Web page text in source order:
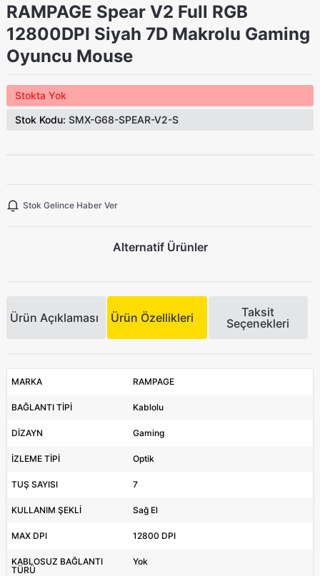
RAMPAGE Spear V2 Full RGB
12800DPI Siyah 7D Makrolu Gaming
Oyuncu Mouse
Stokta Yok
Stok Kodu: SMX-G68-SPEAR-V2-S
Stok Gelince Haber Ver
Alternatif Ürünler
Ürün Açıklaması Ürün Özellikleri
Taksit
Seçenekleri
MARKA RAMPAGE
BAĞLANTI TİPİ Kablolu
DİZAYN Gaming
İZLEME TİPİ Optik
TUŞ SAYISI 7
KULLANIM ŞEKLİ Sağ El
MAX DPI 12800 DPI
KABLOSUZ BAĞLANTI
TÜRÜ
Yok